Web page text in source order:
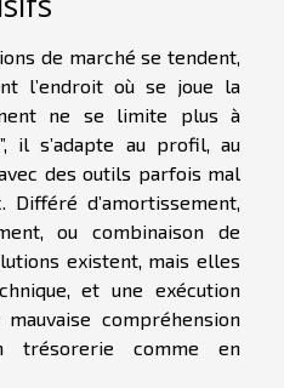
de marché se tendent,
l’endroit où se joue la
ne se limite plus à
il s’adapte au profil, au
des outils parfois mal
d’amortissement,
ou combinaison de
existent, mais elles
et une exécution
compréhension
trésorerie comme en